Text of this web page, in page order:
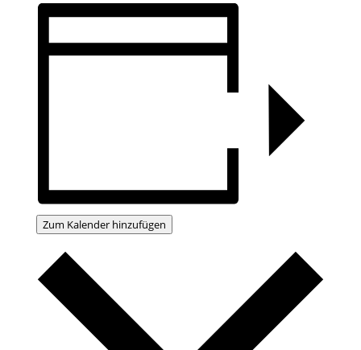
Zum Kalender hinzufügen